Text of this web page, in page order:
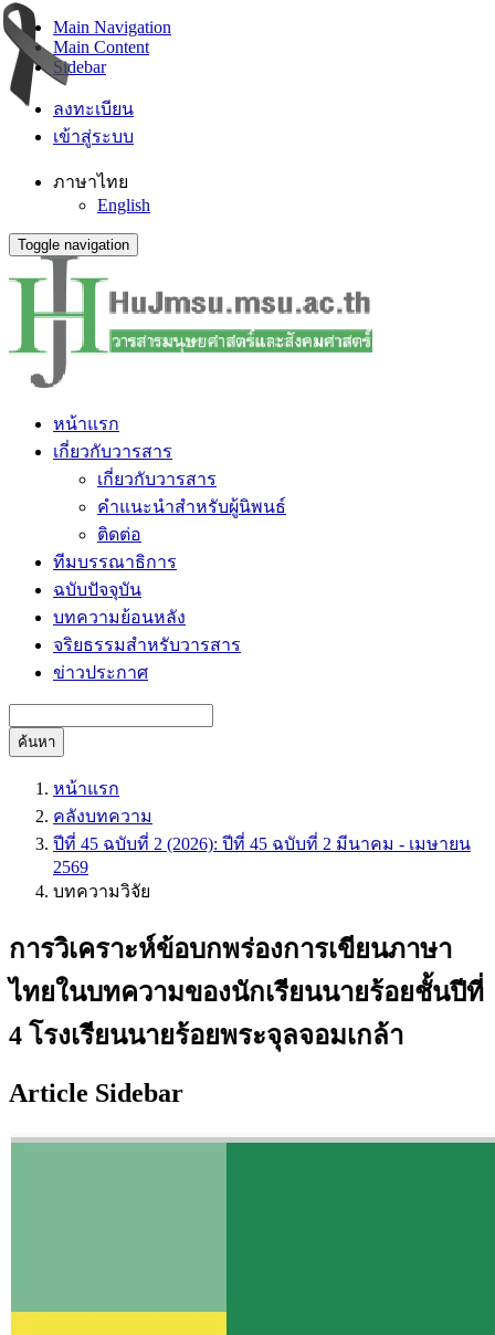
Main Navigation
Main Content
Sidebar
ลงทะเบียน
เข้าสู่ระบบ
ภาษาไทย
English
Toggle navigation
หน้าแรก
เกี่ยวกับวารสาร
เกี่ยวกับวารสาร
คำแนะนำสำหรับผู้นิพนธ์
ติดต่อ
ทีมบรรณาธิการ
ฉบับปัจจุบัน
บทความย้อนหลัง
จริยธรรมสำหรับวารสาร
ข่าวประกาศ
ค้นหา
หน้าแรก
คลังบทความ
ปีที่ 45 ฉบับที่ 2 (2026): ปีที่ 45 ฉบับที่ 2 มีนาคม - เมษายน
2569
บทความวิจัย
การวิเคราะห์ข้อบกพร่องการเขียนภาษา
ไทยในบทความของนักเรียนนายร้อยชั้นปีที่
4 โรงเรียนนายร้อยพระจุลจอมเกล้า
Article Sidebar